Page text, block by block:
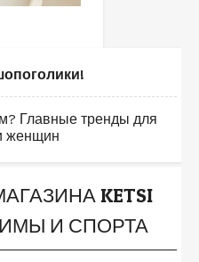
Главные тренды для
женщин
KETSI
И СПОРТА